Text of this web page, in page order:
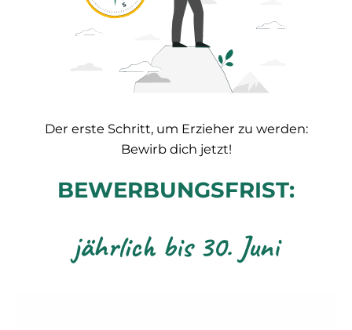
Der erste Schritt, um Erzieher zu werden:
Bewirb dich jetzt!
BEWERBUNGSFRIST:
jährlich bis 30. Juni